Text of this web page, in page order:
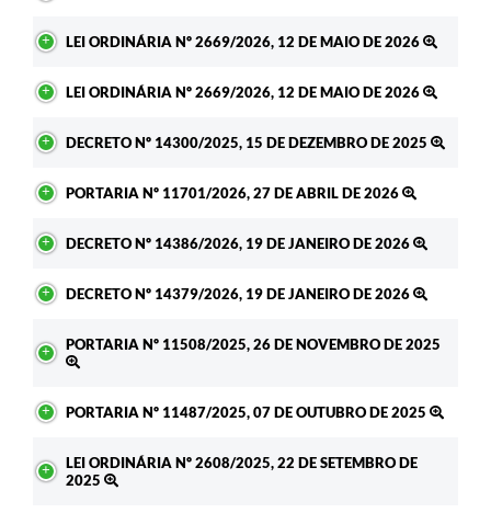
LEI ORDINÁRIA Nº 2669/2026, 12 DE MAIO DE 2026
LEI ORDINÁRIA Nº 2669/2026, 12 DE MAIO DE 2026
DECRETO Nº 14300/2025, 15 DE DEZEMBRO DE 2025
PORTARIA Nº 11701/2026, 27 DE ABRIL DE 2026
DECRETO Nº 14386/2026, 19 DE JANEIRO DE 2026
DECRETO Nº 14379/2026, 19 DE JANEIRO DE 2026
PORTARIA Nº 11508/2025, 26 DE NOVEMBRO DE 2025
PORTARIA Nº 11487/2025, 07 DE OUTUBRO DE 2025
LEI ORDINÁRIA Nº 2608/2025, 22 DE SETEMBRO DE
2025